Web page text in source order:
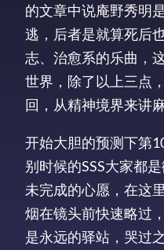
的文章中说庵野秀明
逃，后者是就算死后
志、治愈系的乐曲，
世界，除了以上三点
回，从精神境界来讲
开始大胆的预测下第
别时候的SSS大家都
未完成的心愿，在这
烟在镜头前快速略过
是永远的驿站，哭过